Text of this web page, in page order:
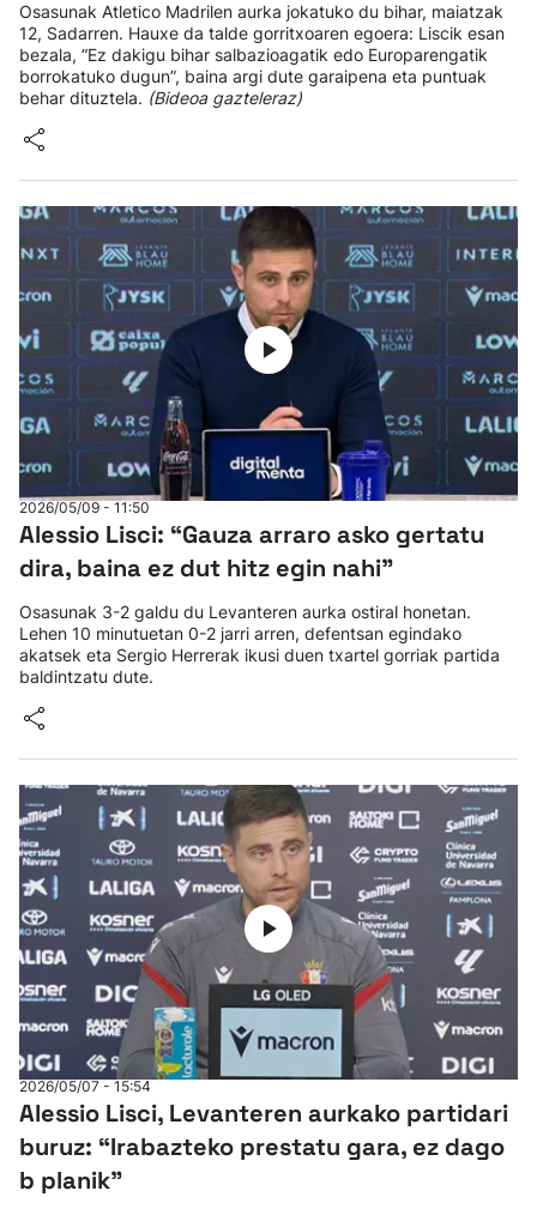
Osasunak Atletico Madrilen aurka jokatuko du bihar, maiatzak
12, Sadarren. Hauxe da talde gorritxoaren egoera: Liscik esan
bezala, “Ez dakigu bihar salbazioagatik edo Europarengatik
borrokatuko dugun”, baina argi dute garaipena eta puntuak
behar dituztela. (Bideoa gazteleraz)
2026/05/09 - 11:50
Alessio Lisci: “Gauza arraro asko gertatu
dira, baina ez dut hitz egin nahi"
Osasunak 3-2 galdu du Levanteren aurka ostiral honetan.
Lehen 10 minutuetan 0-2 jarri arren, defentsan egindako
akatsek eta Sergio Herrerak ikusi duen txartel gorriak partida
baldintzatu dute.
2026/05/07 - 15:54
Alessio Lisci, Levanteren aurkako partidari
buruz: “Irabazteko prestatu gara, ez dago
b planik”